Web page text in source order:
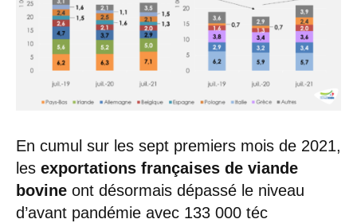
En cumul sur les sept premiers mois de 2021,
les exportations françaises de viande
bovine ont désormais dépassé le niveau
d’avant pandémie avec 133 000 téc